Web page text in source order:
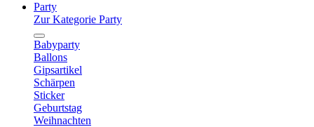
Party
Zur Kategorie Party
Babyparty
Ballons
Gipsartikel
Schärpen
Sticker
Geburtstag
Weihnachten